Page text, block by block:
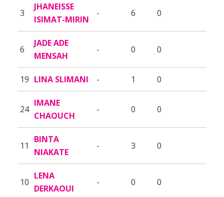
3
JHANEISSE
ISIMAT-MIRIN
- 6 0
6
JADE ADE
MENSAH
- 0 0
19 LINA SLIMANI - 1 0
24
IMANE
CHAOUCH
- 0 0
11
BINTA
NIAKATE
- 3 0
10
LENA
DERKAOUI
- 0 0